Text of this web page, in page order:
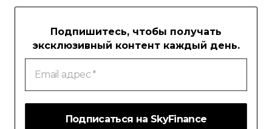
Подпишитесь, чтобы получать
эксклюзивный контент каждый день.
Email
адрес